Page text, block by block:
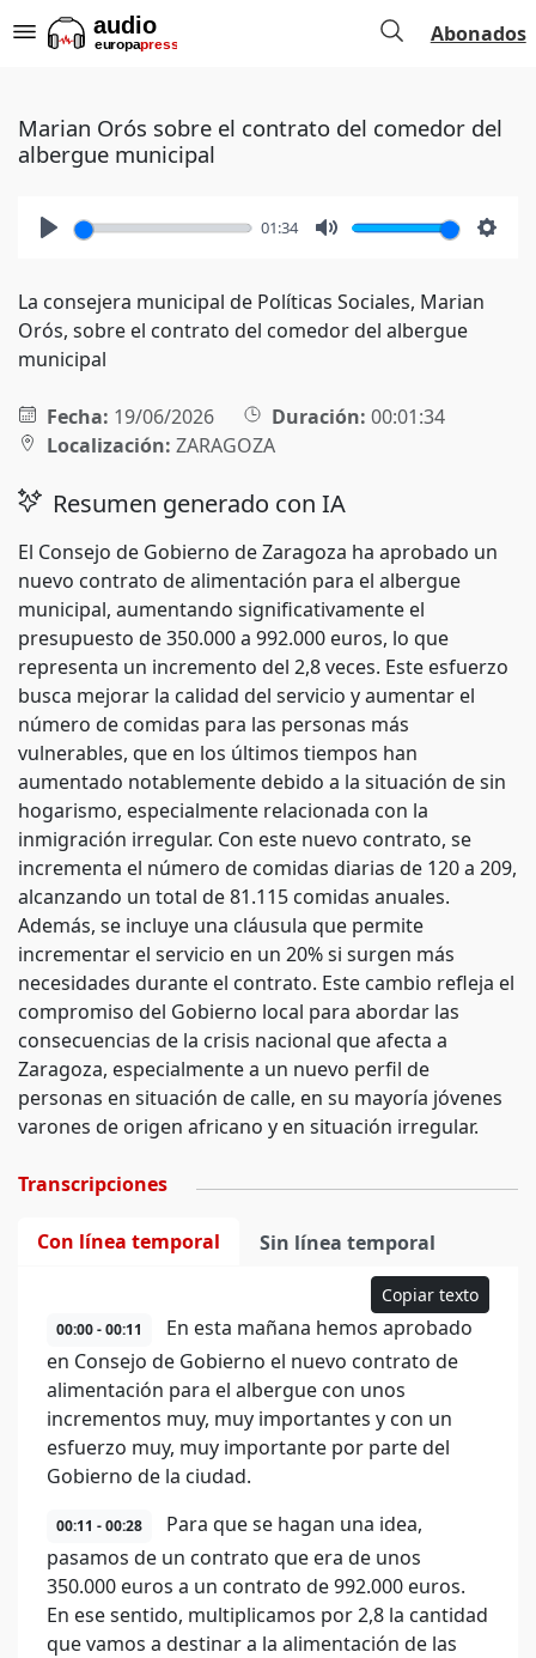
Abonados
Marian Orós sobre el contrato del comedor del
albergue municipal
01:34
La consejera municipal de Políticas Sociales, Marian
Orós, sobre el contrato del comedor del albergue
municipal
Fecha: 19/06/2026 Duración: 00:01:34
Localización: ZARAGOZA
Resumen generado con IA
El Consejo de Gobierno de Zaragoza ha aprobado un
nuevo contrato de alimentación para el albergue
municipal, aumentando significativamente el
presupuesto de 350.000 a 992.000 euros, lo que
representa un incremento del 2,8 veces. Este esfuerzo
busca mejorar la calidad del servicio y aumentar el
número de comidas para las personas más
vulnerables, que en los últimos tiempos han
aumentado notablemente debido a la situación de sin
hogarismo, especialmente relacionada con la
inmigración irregular. Con este nuevo contrato, se
incrementa el número de comidas diarias de 120 a 209,
alcanzando un total de 81.115 comidas anuales.
Además, se incluye una cláusula que permite
incrementar el servicio en un 20% si surgen más
necesidades durante el contrato. Este cambio refleja el
compromiso del Gobierno local para abordar las
consecuencias de la crisis nacional que afecta a
Zaragoza, especialmente a un nuevo perfil de
personas en situación de calle, en su mayoría jóvenes
varones de origen africano y en situación irregular.
Transcripciones
Con línea temporal Sin línea temporal
Copiar texto
00:00 - 00:11
En esta mañana hemos aprobado
en Consejo de Gobierno el nuevo contrato de
alimentación para el albergue con unos
incrementos muy, muy importantes y con un
esfuerzo muy, muy importante por parte del
Gobierno de la ciudad.
00:11 - 00:28
Para que se hagan una idea,
pasamos de un contrato que era de unos
350.000 euros a un contrato de 992.000 euros.
En ese sentido, multiplicamos por 2,8 la cantidad
que vamos a destinar a la alimentación de las